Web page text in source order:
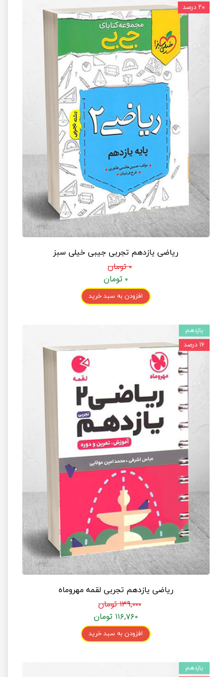
ریاضی یازدهم تجربی جیبی خیلی سبز
۰ تومان
۰ تومان
افزودن به سبد خرید
۲۰ درصد
ریاضی یازدهم تجربی لقمه مهروماه
۱۳۹,۰۰۰ تومان
۱۱۶,۷۶۰ تومان
افزودن به سبد خرید
یازدهم
۱۶ درصد
یازدهم